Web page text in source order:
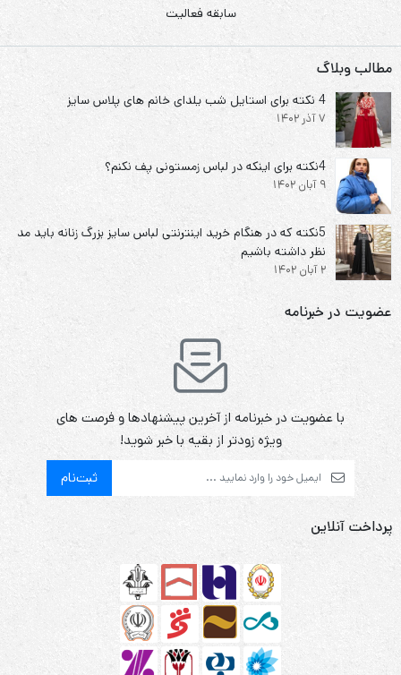
سابقه فعالیت
مطالب وبلاگ
4 نکته برای استایل شب یلدای خانم های پلاس سایز
7 آذر 1402
4نکته برای اینکه در لباس زمستونی پف نکنم؟
9 آبان 1402
5نکته که در هنگام خرید اینترنتی لباس سایز بزرگ زنانه باید مد
نظر داشته باشیم
2 آبان 1402
عضویت در خبرنامه
با عضویت در خبرنامه از آخرین پیشنهادها و فرصت های
ویژه زودتر از بقیه با خبر شوید!
ثبت‌نام
پرداخت آنلاین